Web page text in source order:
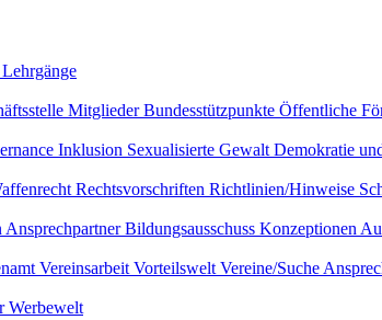
Lehrgänge
MitgliederBundesstützpunkte Öffentliche
Inklusion Sexualisierte Gewalt Demokratie
Rechtsvorschriften Richtlinien/Hinweise
AnsprechpartnerBildungsausschuss Konzeptionen
Vereinsarbeit Vorteilswelt Vereine/Suche
Werbewelt